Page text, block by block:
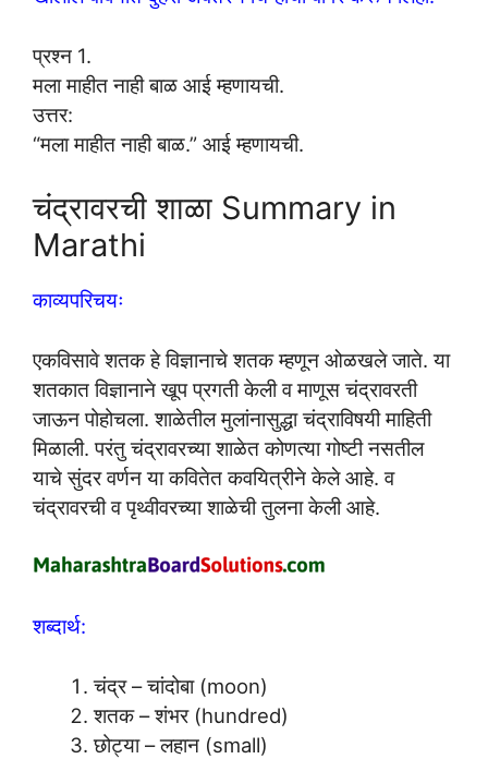
प्रश्न 1.
मला माहीत नाही बाळ आई म्हणायची.
उत्तर:
“मला माहीत नाही बाळ.” आई म्हणायची.
चंद्रावरची शाळा Summary in
Marathi
काव्यपरिचयः
एकविसावे शतक हे विज्ञानाचे शतक म्हणून ओळखले जाते. या
शतकात विज्ञानाने खूप प्रगती केली व माणूस चंद्रावरती
जाऊन पोहोचला. शाळेतील मुलांनासुद्धा चंद्राविषयी माहिती
मिळाली. परंतु चंद्रावरच्या शाळेत कोणत्या गोष्टी नसतील
याचे सुंदर वर्णन या कवितेत कवयित्रीने केले आहे. व
चंद्रावरची व पृथ्वीवरच्या शाळेची तुलना केली आहे.
शब्दार्थ:
चंद्र – चांदोबा (moon)
शतक – शंभर (hundred)
छोट्या – लहान (small)